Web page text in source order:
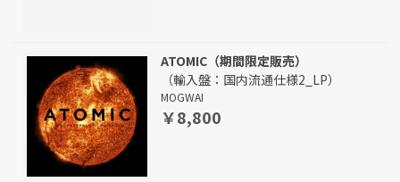
ATOMIC（期間限定販売）
（輸入盤：国内流通仕様2_LP）
MOGWAI
￥8,800